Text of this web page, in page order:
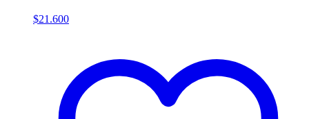
$21.600